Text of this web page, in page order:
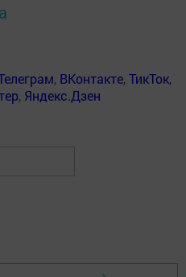
, ВКонтакте,ТикТок,
, Яндекс.Дзен